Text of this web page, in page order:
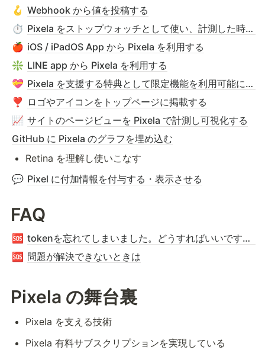
🪝 Webhook から値を投稿する
⏱️ Pixela をストップウォッチとして使い、計測した時間をそのまま記録する
🍎 iOS / iPadOS App から Pixela を利用する
❇️ LINE app から Pixela を利用する
💝 Pixela を支援する特典として限定機能を利用可能にする - Pixela サポータープログラム
❣️ ロゴやアイコンをトップページに掲載する
📈 サイトのページビューを Pixela で計測し可視化する
GitHub に Pixela のグラフを埋め込む
Retina を理解し使いこなす
💬 Pixel に付加情報を付与する・表示させる
FAQ
🆘 tokenを忘れてしまいました。どうすればいいですか？
🆘 問題が解決できないときは
Pixela の舞台裏
Pixela を支える技術
Pixela 有料サブスクリプションを実現している